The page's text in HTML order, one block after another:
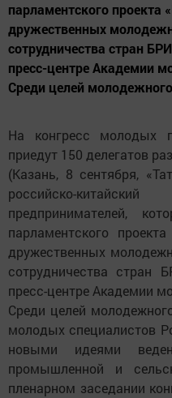
парламентского проекта
дружественных
сотрудничества стран
пресс-центре Академии
Среди целей
На конгресс молодых
приедут 150 делегатов
(Казань, 8 сентября,
российско-
предпринимателей,
парламентского
дружественных
сотрудничества
пресс-центре Академии
Среди целей
молодых специалистов
новыми идеями
промышленной и
пленарном заседании